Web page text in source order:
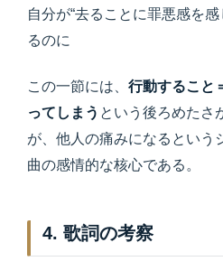
自分が“去ることに罪悪感を
るのに
この一節には、 行動すること
ってしまう という後ろめたさ
が、他人の痛みになるという
曲の感情的な核心である。
4. 歌詞の考察